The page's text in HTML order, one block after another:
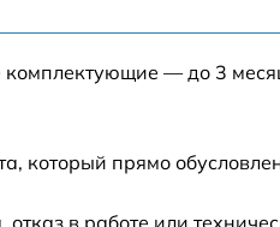
от 60
от 60
комплектующие — до 3
который прямо